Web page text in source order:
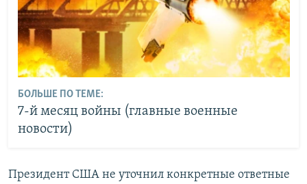
БОЛЬШЕ ПО ТЕМЕ:
7-й месяц войны (главные военные
новости)
Президент США не уточнил конкретные ответные